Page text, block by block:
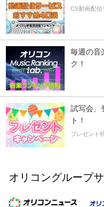
CS動画配信
毎週の音
ク！
試写会、
ト！
プレゼント
オリコングループ